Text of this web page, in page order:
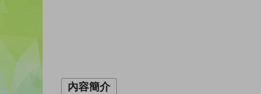
內容簡介